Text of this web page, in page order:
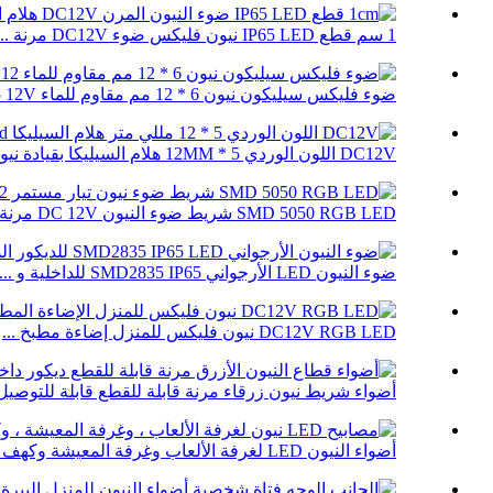
1 سم قطع IP65 LED نيون فليكس ضوء DC12V مرنة ...
ضوء فليكس سيليكون نيون 6 * 12 مم مقاوم للماء IP65 12V ...
DC12V اللون الوردي 5 * 12MM هلام السيليكا بقيادة نيون فليكس حبل ...
SMD 5050 RGB LED شريط ضوء النيون DC 12V مرنة ...
ضوء النيون LED الأرجواني SMD2835 IP65 للداخلية و ...
DC12V RGB LED نيون فليكس للمنزل إضاءة مطبخ ...
أضواء شريط نيون زرقاء مرنة قابلة للقطع قابلة
أضواء النيون LED لغرفة الألعاب وغرفة المعيشة وكهف الرجل ...